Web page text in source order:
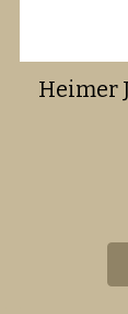
Heimer